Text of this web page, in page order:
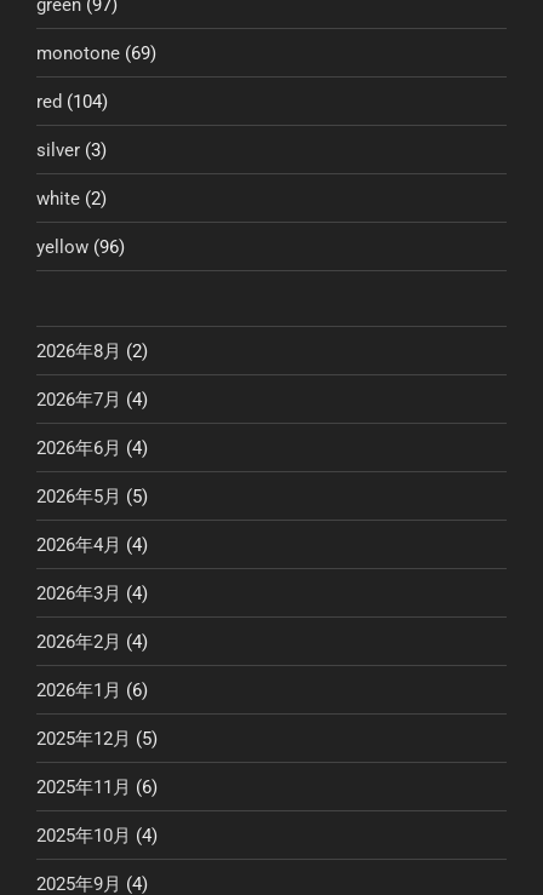
green (97)
monotone (69)
red (104)
silver (3)
white (2)
yellow (96)
2026年8月 (2)
2026年7月 (4)
2026年6月 (4)
2026年5月 (5)
2026年4月 (4)
2026年3月 (4)
2026年2月 (4)
2026年1月 (6)
2025年12月 (5)
2025年11月 (6)
2025年10月 (4)
2025年9月 (4)